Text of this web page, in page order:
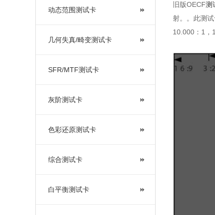
动态范围测试卡
几何失真/畸变测试卡
SFR/MTF测试卡
灰阶测试卡
色彩还原测试卡
综合测试卡
白平衡测试卡
旧版OECF测
射。。此测
10.000：1，